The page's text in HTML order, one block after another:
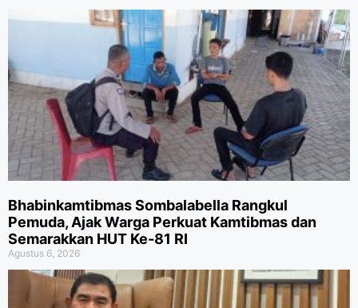
Bhabinkamtibmas Sombalabella Rangkul
Pemuda, Ajak Warga Perkuat Kamtibmas dan
Semarakkan HUT Ke-81 RI
Agustus 6, 2026